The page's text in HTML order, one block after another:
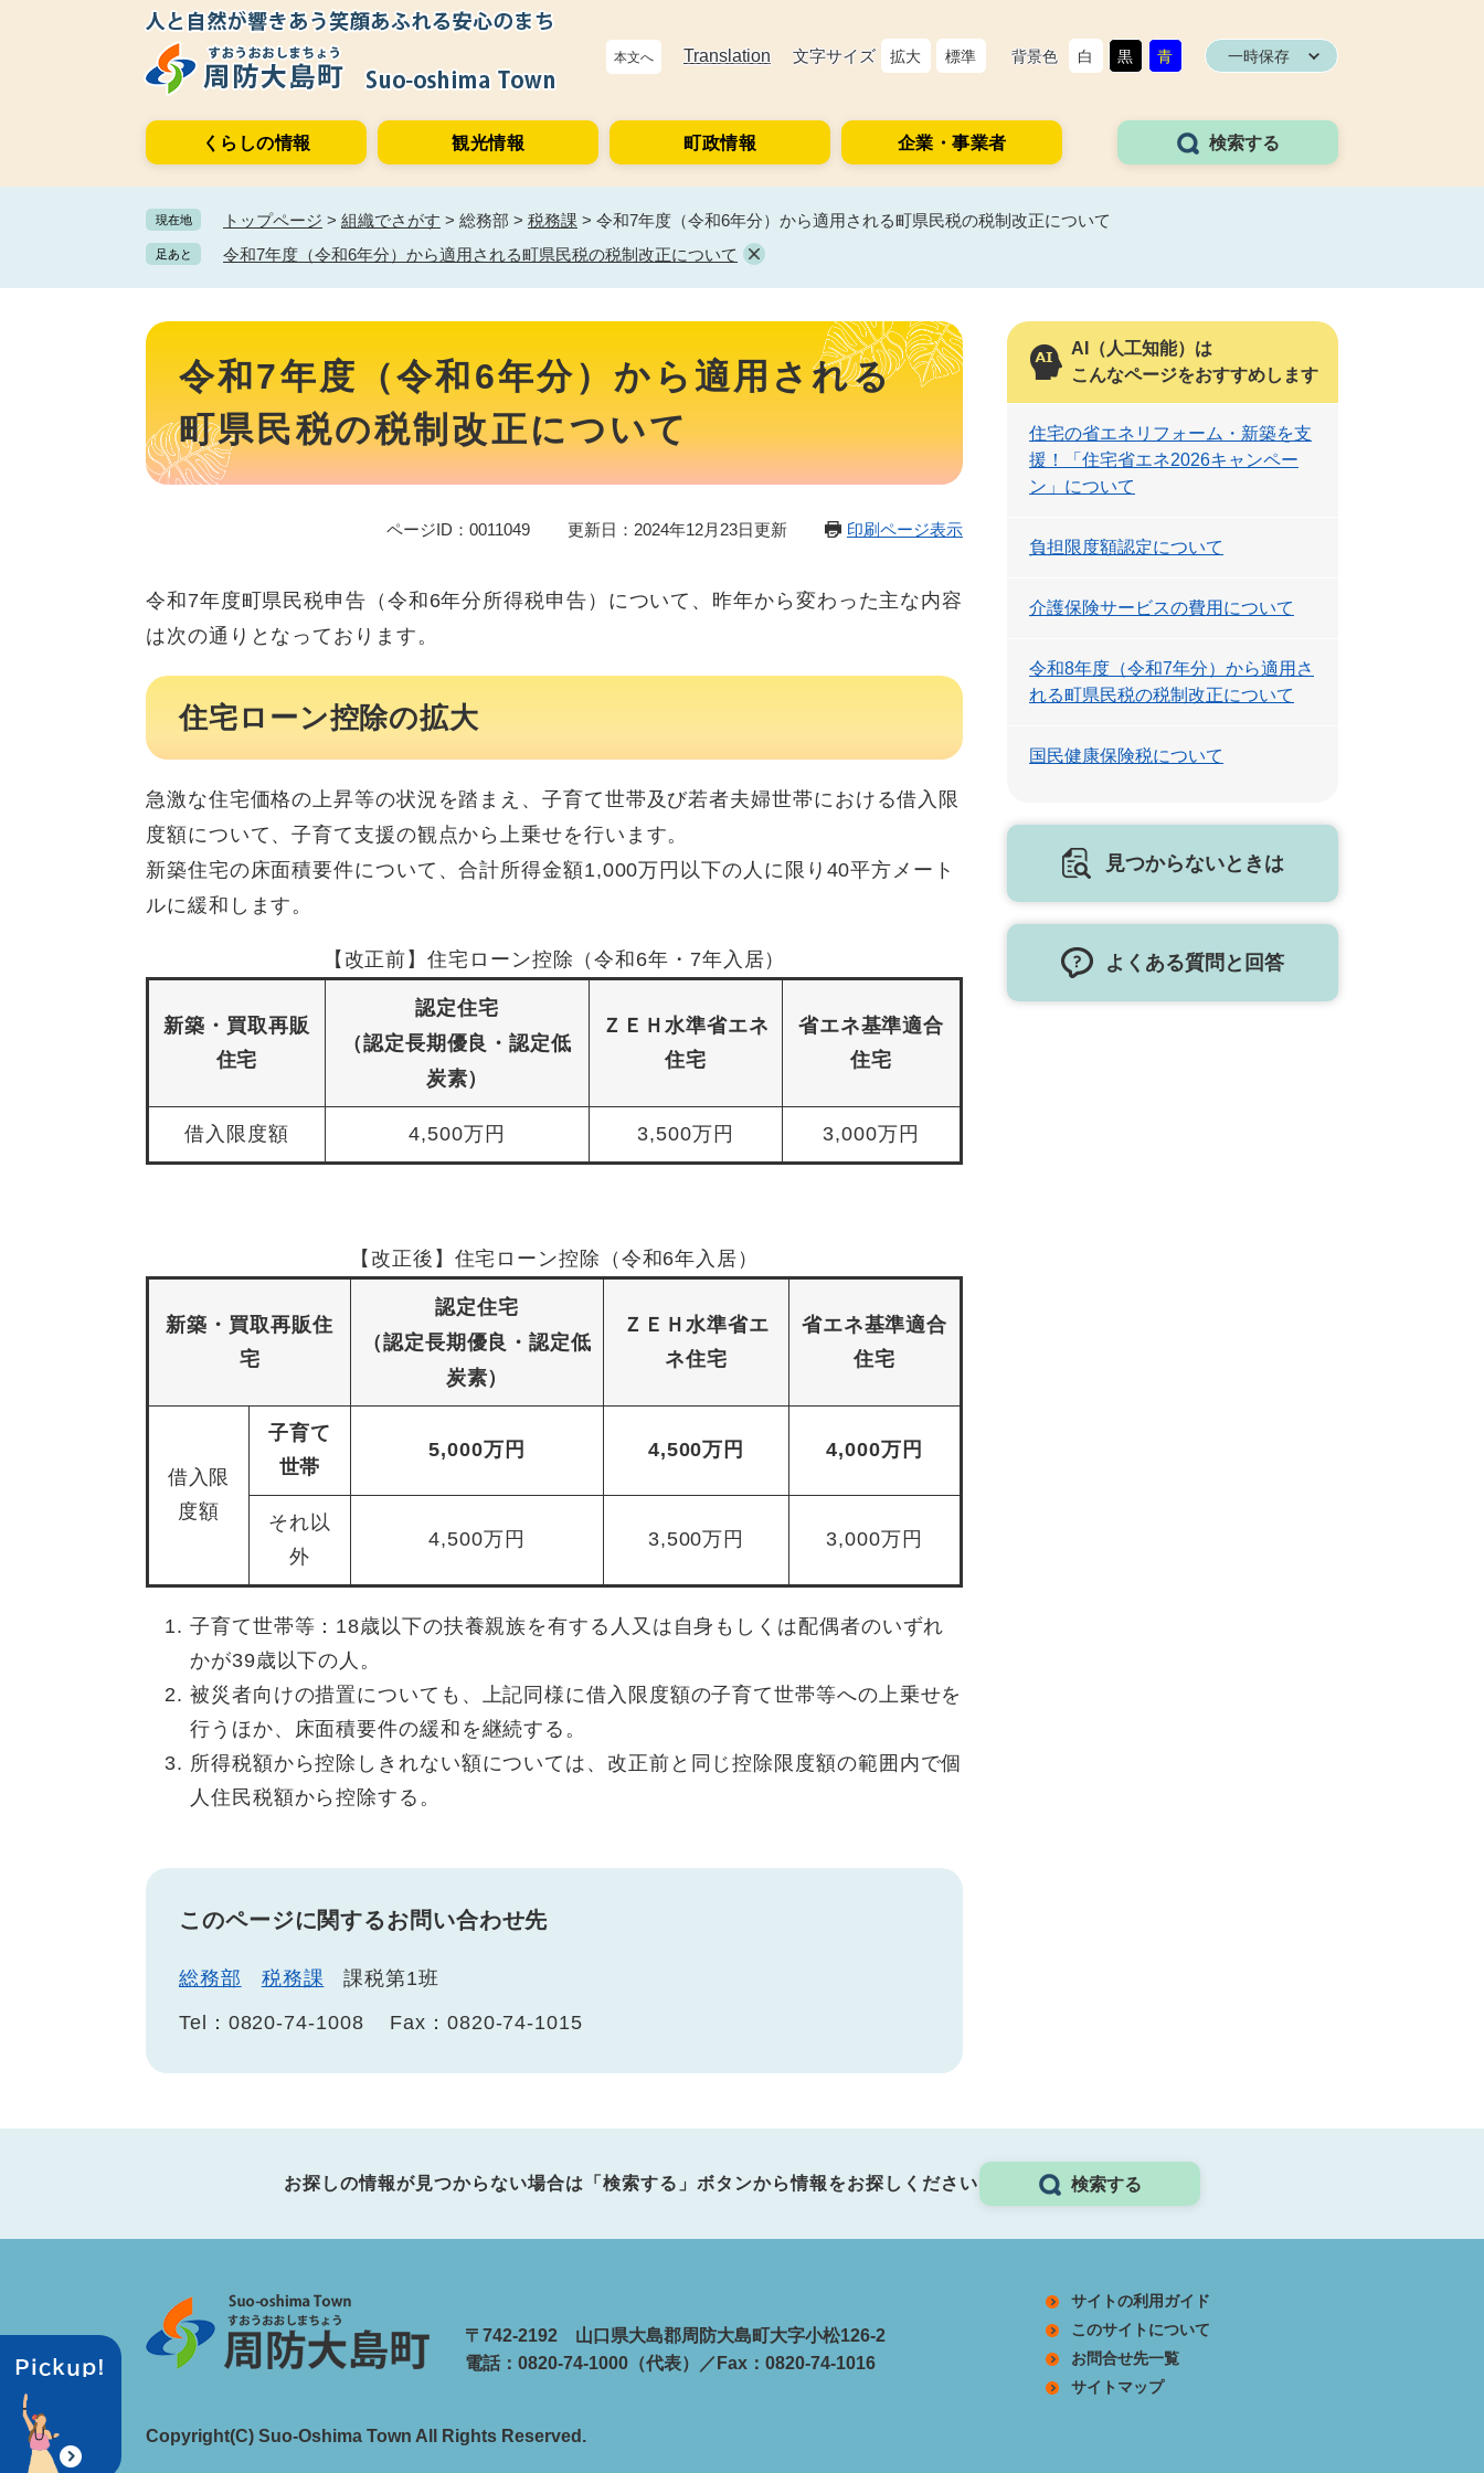
本文へ Translation 文字サイズ 拡大 標準 背景色 白 黒 青 一時保存
くらしの情報 観光情報 町政情報 企業・事業者 検索する
現在地 トップページ > 組織でさがす > 総務部 > 税務課 > 令和7年度（令和6年分）から適用される町県民税の税制改正について
足あと 令和7年度（令和6年分）から適用される町県民税の税制改正について
本
令和7年度（令和6年分）から適用される
町県民税の税制改正について
ページID：0011049 更新日：2024年12月23日更新 印刷ページ表示
令和7年度町県民税申告（令和6年分所得税申告）について、昨年から変わった主な内容
は次の通りとなっております。
住宅ローン控除の拡大
急激な住宅価格の上昇等の状況を踏まえ、子育て世帯及び若者夫婦世帯における借入限
度額について、子育て支援の観点から上乗せを行います。
新築住宅の床面積要件について、合計所得金額1,000万円以下の人に限り40平方メート
ルに緩和します。
【改正前】住宅ローン控除（令和6年・7年入居）
新築・買取再販
住宅
認定住宅
（認定長期優良・認定低
炭素）
ＺＥＨ水準省エネ
住宅
省エネ基準適合
住宅
借入限度額 4,500万円 3,500万円 3,000万円
【改正後】住宅ローン控除（令和6年入居）
新築・買取再販住
宅
認定住宅
（認定長期優良・認定低
炭素）
ＺＥＨ水準省エ
ネ住宅
省エネ基準適合
住宅
借入限
度額
子育て
世帯
5,000万円 4,500万円 4,000万円
それ以
外
4,500万円 3,500万円 3,000万円
子育て世帯等：18歳以下の扶養親族を有する人又は自身もしくは配偶者のいずれ
かが39歳以下の人。
被災者向けの措置についても、上記同様に借入限度額の子育て世帯等への上乗せを
行うほか、床面積要件の緩和を継続する。
所得税額から控除しきれない額については、改正前と同じ控除限度額の範囲内で個
人住民税額から控除する。
このページに関するお問い合わせ先
総務部 税務課
課税第1班
Tel：0820-74-1008
Fax：0820-74-1015
AI（人工知能）は
こんなページをおすすめします
住宅の省エネリフォーム・新築を支
援！「住宅省エネ2026キャンペー
ン」について
負担限度額認定について
介護保険サービスの費用について
令和8年度（令和7年分）から適用さ
れる町県民税の税制改正について
国民健康保険税について
見つからないときは
よくある質問と回答
お探しの情報が見つからない場合は「検索する」ボタンから情報をお探しください 検索する
〒742-2192 山口県大島郡周防大島町大字小松126-2
電話：0820-74-1000（代表）／Fax：0820-74-1016
サイトの利用ガイド
このサイトについて
お問合せ先一覧
サイトマップ
Copyright(C) Suo-Oshima Town All Rights Reserved.